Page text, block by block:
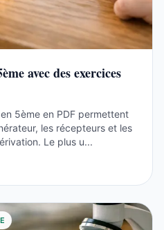
avec des exercices
5ème en PDF permettent
les récepteurs et les
Le plus u...